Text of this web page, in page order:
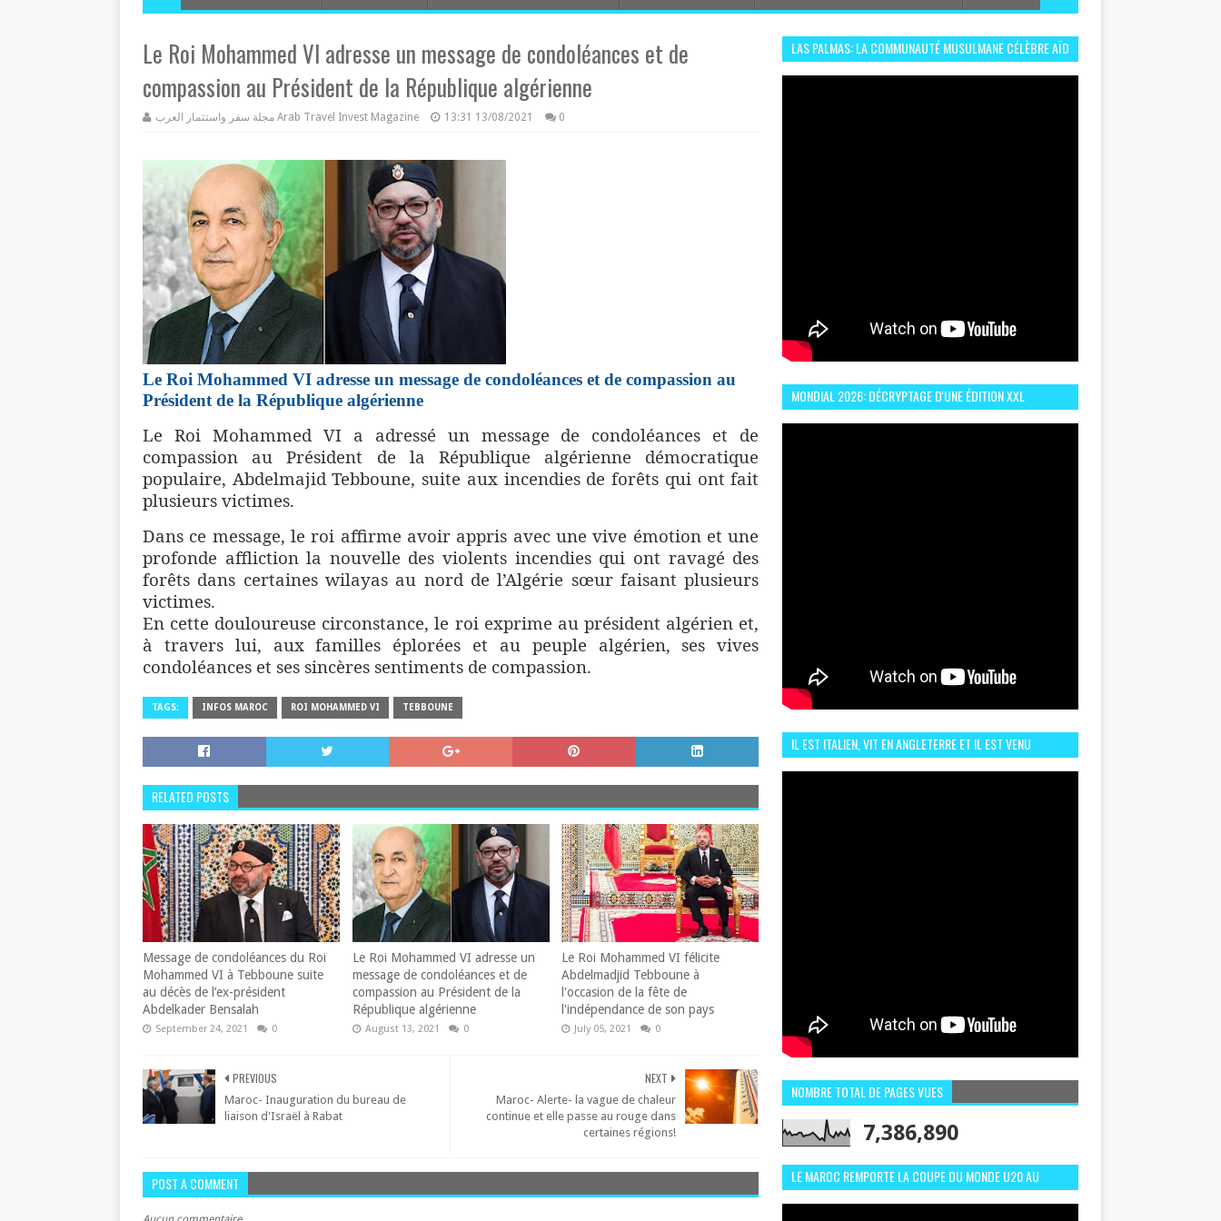
Le Roi Mohammed VI adresse un message de condoléances et de
compassion au Président de la République algérienne
مجلة سفر واستثمار العرب Arab Travel Invest Magazine 13:31 13/08/2021 0
Le Roi Mohammed VI adresse un message de condoléances et de compassion au
Président de la République algérienne
Le Roi Mohammed VI a adressé un message de condoléances et de
compassion au Président de la République algérienne démocratique
populaire, Abdelmajid Tebboune, suite aux incendies de forêts qui ont fait
plusieurs victimes.
Dans ce message, le roi affirme avoir appris avec une vive émotion et une
profonde affliction la nouvelle des violents incendies qui ont ravagé des
forêts dans certaines wilayas au nord de l’Algérie sœur faisant plusieurs
victimes.
En cette douloureuse circonstance, le roi exprime au président algérien et,
à travers lui, aux familles éplorées et au peuple algérien, ses vives
condoléances et ses sincères sentiments de compassion.
TAGS: INFOS MAROC ROI MOHAMMED VI TEBBOUNE
RELATED POSTS
Message de condoléances du Roi
Mohammed VI à Tebboune suite
au décès de l’ex-président
Abdelkader Bensalah
September 24, 2021 0
Le Roi Mohammed VI adresse un
message de condoléances et de
compassion au Président de la
République algérienne
August 13, 2021 0
Le Roi Mohammed VI félicite
Abdelmadjid Tebboune à
l'occasion de la fête de
l'indépendance de son pays
July 05, 2021 0
NEXT
Maroc- Alerte- la vague de chaleur
continue et elle passe au rouge dans
certaines régions!
PREVIOUS
Maroc- Inauguration du bureau de
liaison d'Israël à Rabat
POST A COMMENT
LAS PALMAS: LA COMMUNAUTÉ MUSULMANE CÉLÈBRE AÏD
MONDIAL 2026: DÉCRYPTAGE D'UNE ÉDITION XXL
IL EST ITALIEN, VIT EN ANGLETERRE ET IL EST VENU
NOMBRE TOTAL DE PAGES VUES
7,386,890
LE MAROC REMPORTE LA COUPE DU MONDE U20 AU